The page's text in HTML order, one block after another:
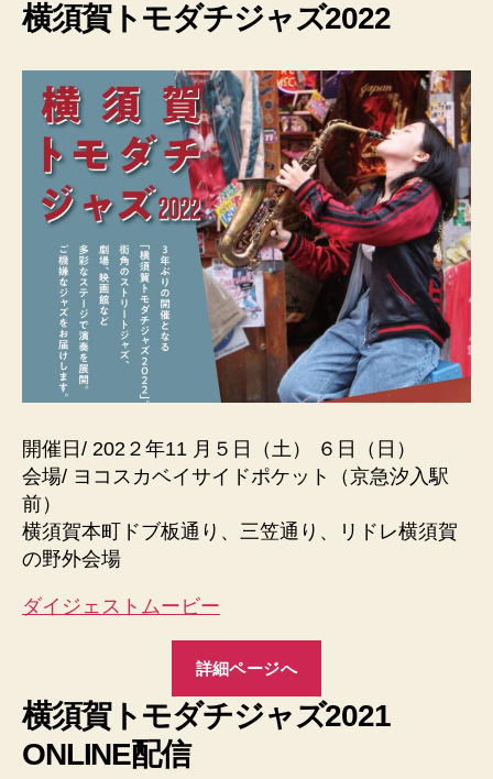
横須賀トモダチジャズ2022
開催日/ 202２年11 月５日（土） ６日（日）
会場/ ヨコスカベイサイドポケット（京急汐入駅
前）
横須賀本町ドブ板通り、三笠通り、リドレ横須賀
の野外会場
ダイジェストムービー
詳細ページへ
横須賀トモダチジャズ2021
ONLINE配信